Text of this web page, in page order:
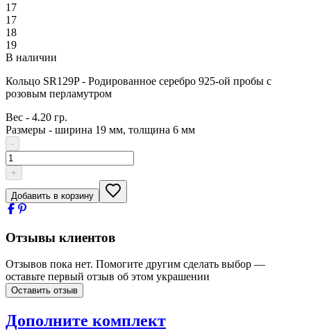
17
17
18
19
В наличии
Кольцо SR129P - Родированное серебро 925-ой пробы с
розовым перламутром
Вес - 4.20 гр.
Размеры - ширина 19 мм, толщина 6 мм
-
+
Добавить в корзину
Отзывы клиентов
Отзывов пока нет. Помогите другим сделать выбор —
оставьте первый отзыв об этом украшении
Оставить отзыв
Дополните комплект